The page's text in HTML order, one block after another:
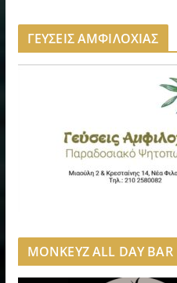
ΓΕΥΣΕΙΣ ΑΜΦΙΛΟΧΙΑΣ
MONKEYZ ALL DAY BAR